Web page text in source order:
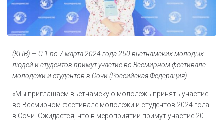
(КПВ) — С 1 по 7 марта 2024 года 250 вьетнамских молодых
людей и студентов примут участие во Всемирном фестивале
молодежи и студентов в Сочи (Российская Федерация).
«Мы приглашаем вьетнамскую молодежь принять участие
во Всемирном фестивале молодежи и студентов 2024 года
в Сочи. Ожидается, что в мероприятии примут участие 20